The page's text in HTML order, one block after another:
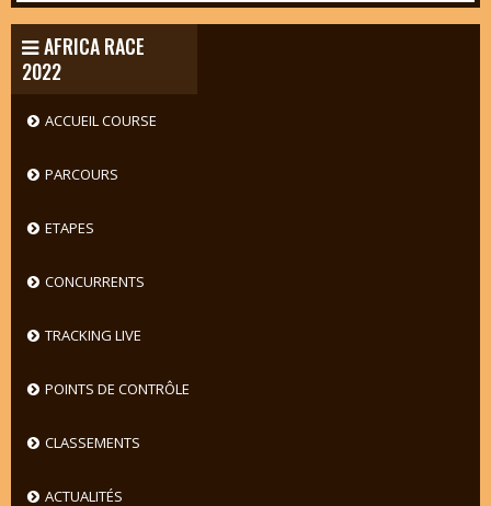
AFRICA RACE
2022
ACCUEIL COURSE
PARCOURS
ETAPES
CONCURRENTS
TRACKING LIVE
POINTS DE CONTRÔLE
CLASSEMENTS
ACTUALITÉS